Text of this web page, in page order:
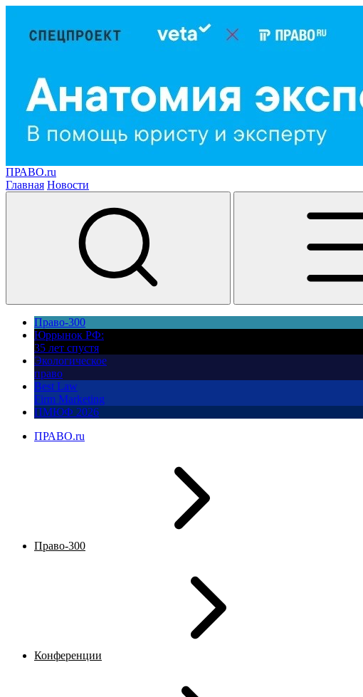
ПРАВО.ru
Главная Новости
Право-300
Юррынок РФ:
35 лет спустя
Экологическое
право
Best Law
Firm Marketing
ПМЮФ 2026
ПРАВО.ru
Право-300
Конференции